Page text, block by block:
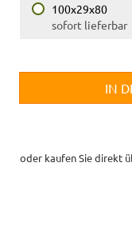
100x29x80
sofort lieferbar
IN
oder kaufen Sie direkt